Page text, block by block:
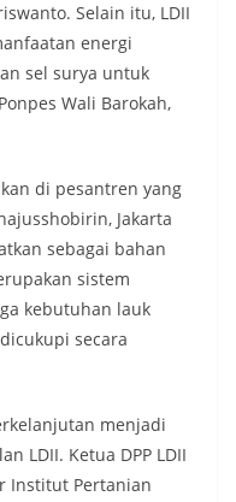
Selain itu, LDII
energi
sel surya untuk
Wali Barokah,
di pesantren yang
Jakarta
sebagai bahan
sistem
kebutuhan lauk
secara
menjadi
LDII. Ketua DPP LDII
Institut Pertanian